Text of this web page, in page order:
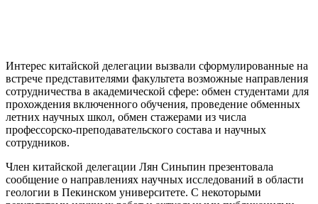
Интерес китайской делегации вызвали сформулированные на
встрече представителями факультета возможные направления
сотрудничества в академической сфере: обмен студентами для
прохождения включенного обучения, проведение обменных
летних научных школ, обмен стажерами из числа
профессорско-преподавательского состава и научных
сотрудников.
Член китайской делегации Лян Синьпин презентовала
сообщение о направлениях научных исследований в области
геологии в Пекинском университете. С некоторыми